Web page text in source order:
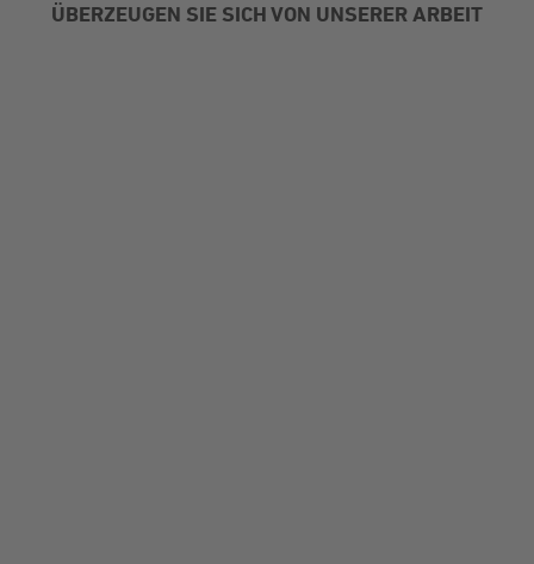
ÜBERZEUGEN SIE SICH VON UNSERER ARBEIT